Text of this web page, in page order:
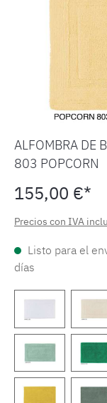
ALFOMBRA DE
803 POPCORN
155,00 €*
Precios con IVA
Listo para el
días